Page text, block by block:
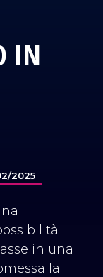
IN
2025
in una
la